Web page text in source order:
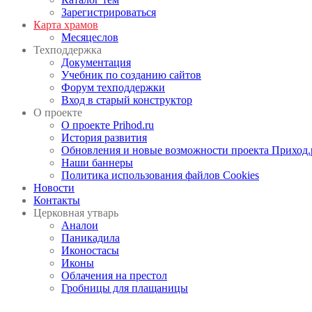
Зарегистрироваться
Карта храмов
Месяцеслов
Техподдержка
Документация
Учебник по созданию сайтов
Форум техподдержки
Вход в старый конструктор
О проекте
О проекте Prihod.ru
История развития
Обновления и новые возможности проекта
Наши баннеры
Политика использования файлов Cookies
Новости
Контакты
Церковная утварь
Аналои
Паникадила
Иконостасы
Иконы
Облачения на престол
Гробницы для плащаницы